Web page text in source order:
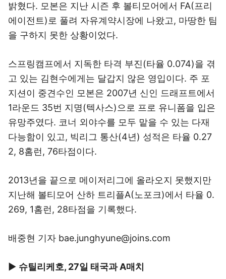
밝혔다. 모본은 지난 시즌 후 볼티모어에서 FA(프리
에이전트)로 풀려 자유계약시장에 나왔고, 마땅한 팀
을 구하지 못한 상황이었다.
스프링캠프에서 지독한 타격 부진(타율 0.074)을 겪
고 있는 김현수에게는 달갑지 않은 영입이다. 주 포
지션이 중견수인 모본은 2007년 신인 드래프트에서
1라운드 35번 지명(텍사스)으로 프로 유니폼을 입은
유망주였다. 코너 외야수를 모두 맡을 수 있는 다재
다능함이 있고, 빅리그 통산(4년) 성적은 타율 0.27
2, 8홈런, 76타점이다.
2013년을 끝으로 메이저리그에 올라오지 못했지만
지난해 볼티모어 산하 트리플A(노포크)에서 타율 0.
269, 1홈런, 28타점을 기록했다.
배중현 기자 bae.junghyune@joins.com
▶ 슈틸리케호, 27일 태국과 A매치